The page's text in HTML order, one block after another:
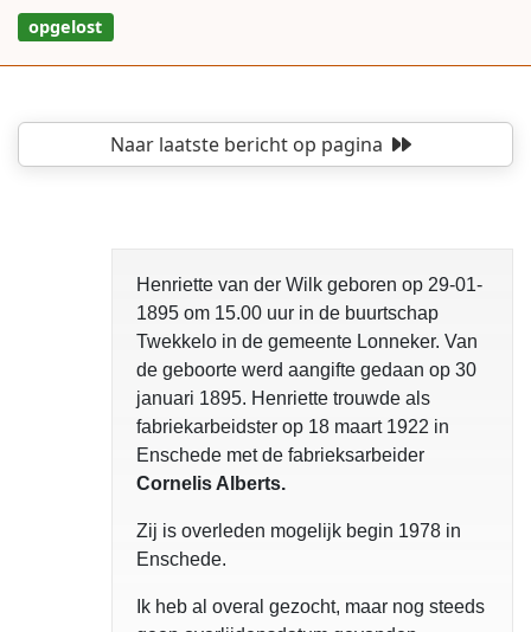
opgelost
Naar laatste berichtop pagina
Henriette van der Wilk geboren op 29-01-
1895 om 15.00 uur in de buurtschap
Twekkelo in de gemeente Lonneker. Van
de geboorte werd aangifte gedaan op 30
januari 1895. Henriette trouwde als
fabriekarbeidster op 18 maart 1922 in
Enschede met de fabrieksarbeider
Cornelis Alberts.
Zij is overleden mogelijk begin 1978 in
Enschede.
Ik heb al overal gezocht, maar nog steeds